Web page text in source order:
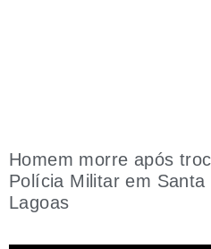
Homem morre após
Polícia Militar em Santa
Lagoas